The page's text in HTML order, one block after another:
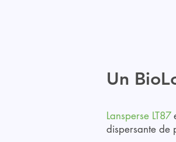
Un
Lansperse LT87
dispersante de